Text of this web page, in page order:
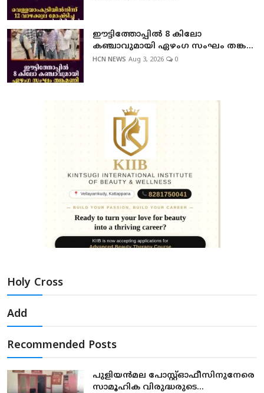
ഈട്ടിത്തോപ്പില്‍ 8 കിലോ
കഞ്ചാവുമായി ഏഴംഗ സംഘം തങ്ക...
HCN NEWS Aug 3, 2026 0
Holy Cross
Add
Recommended Posts
പുളിയന്‍മല പോസ്റ്റ്ഓഫീസിനുനേരെ
സാമൂഹിക വിരുദ്ധരുടെ...